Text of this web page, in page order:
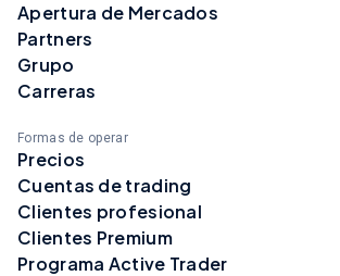
Apertura de Mercados
Partners
Grupo
Carreras
Formas de operar
Precios
Cuentas de trading
Clientes profesional
Clientes Premium
Programa Active Trader